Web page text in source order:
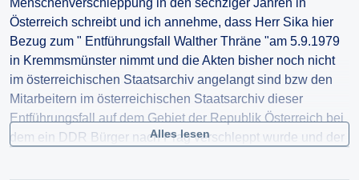
Menschenverschleppung in den sechziger Jahren in
Österreich schreibt und ich annehme, dass Herr Sika hier
Bezug zum " Entführungsfall Walther Thräne "am 5.9.1979
in Kremmsmünster nimmt und die Akten bisher noch nicht
im österreichischen Staatsarchiv angelangt sind bzw den
Mitarbeitern im österreichischen Staatsarchiv dieser
Entführungsfall auf dem Gebiet der Republik Österreich bei
dem ein DDR Bürger nach Prag verschleppt wurde und der
Alles lesen